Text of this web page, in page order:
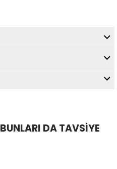
DA TAVSIYE